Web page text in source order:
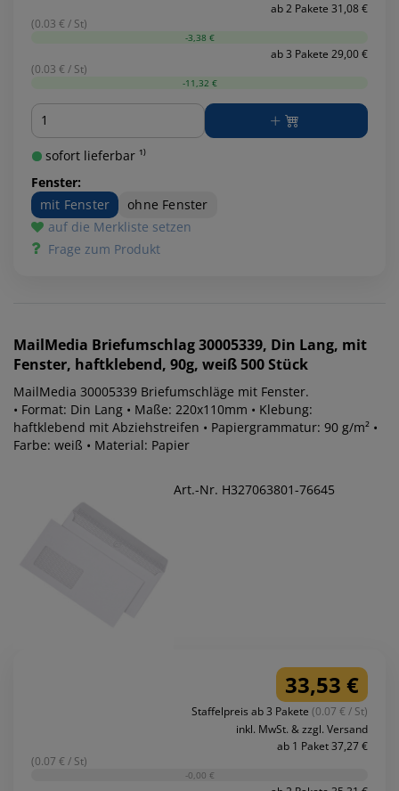
ab 2 Pakete 31,08 €
(0.03 € / St)
-3,38 €
ab 3 Pakete 29,00 €
(0.03 € / St)
-11,32 €
Menge
sofort lieferbar ¹⁾
Fenster:
mit Fenster
ohne Fenster
auf die Merkliste setzen
Frage zum Produkt
MailMedia Briefumschlag 30005339, Din Lang, mit
Fenster, haftklebend, 90g, weiß 500 Stück
MailMedia 30005339 Briefumschläge mit Fenster.
• Format: Din Lang • Maße: 220x110mm • Klebung:
haftklebend mit Abziehstreifen • Papiergrammatur: 90 g/m² •
Farbe: weiß • Material: Papier
Art.-Nr. H327063801-76645
33,53 €
Staffelpreis ab 3 Pakete (0.07 € / St)
inkl. MwSt. & zzgl. Versand
ab 1 Paket 37,27 €
(0.07 € / St)
-0,00 €